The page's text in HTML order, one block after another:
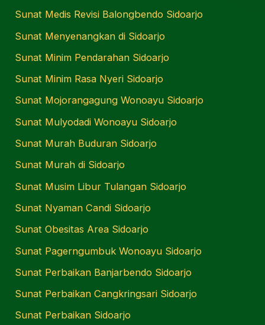
Sunat Medis Revisi Balongbendo Sidoarjo
Sunat Menyenangkan di Sidoarjo
Sunat Minim Pendarahan Sidoarjo
Sunat Minim Rasa Nyeri Sidoarjo
Sunat Mojorangagung Wonoayu Sidoarjo
Sunat Mulyodadi Wonoayu Sidoarjo
Sunat Murah Buduran Sidoarjo
Sunat Murah di Sidoarjo
Sunat Musim Libur Tulangan Sidoarjo
Sunat Nyaman Candi Sidoarjo
Sunat Obesitas Area Sidoarjo
Sunat Pagerngumbuk Wonoayu Sidoarjo
Sunat Perbaikan Banjarbendo Sidoarjo
Sunat Perbaikan Cangkringsari Sidoarjo
Sunat Perbaikan Sidoarjo